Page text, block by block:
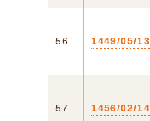
56 1449/05/13
57 1456/02/14